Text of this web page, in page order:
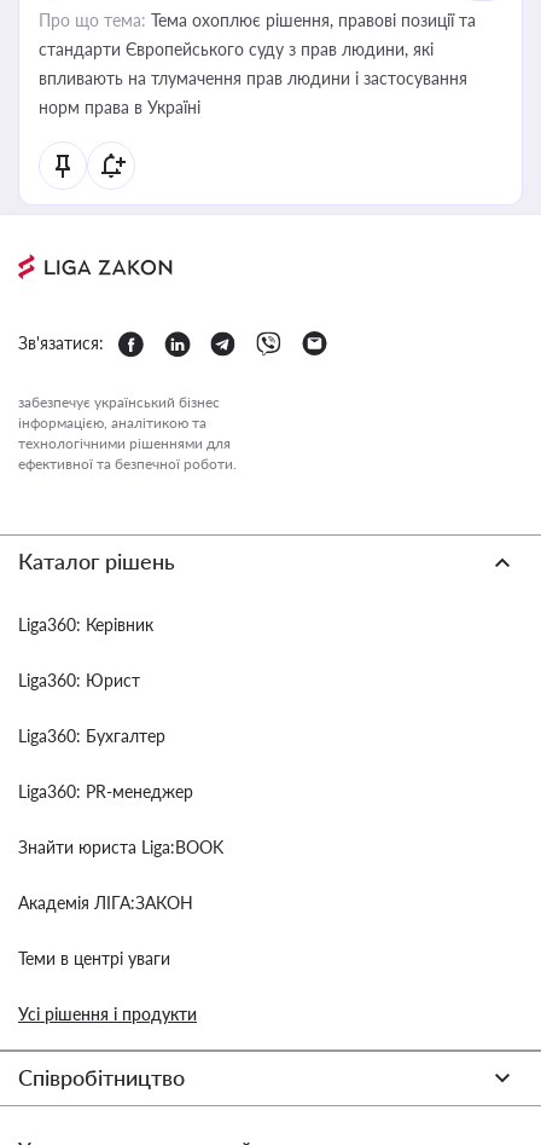
Про що тема: Тема охоплює рішення, правові позиції та
стандарти Європейського суду з прав людини, які
впливають на тлумачення прав людини і застосування
норм права в Україні
Зв'язатися:
забезпечує український бізнес
інформацією, аналітикою та
технологічними рішеннями для
ефективної та безпечної роботи.
Каталог рішень
Liga360: Керівник
Liga360: Юрист
Liga360: Бухгалтер
Liga360: PR-менеджер
Знайти юриста Liga:BOOK
Академія ЛІГА:ЗАКОН
Теми в центрі уваги
Усі рішення і продукти
Співробітництво